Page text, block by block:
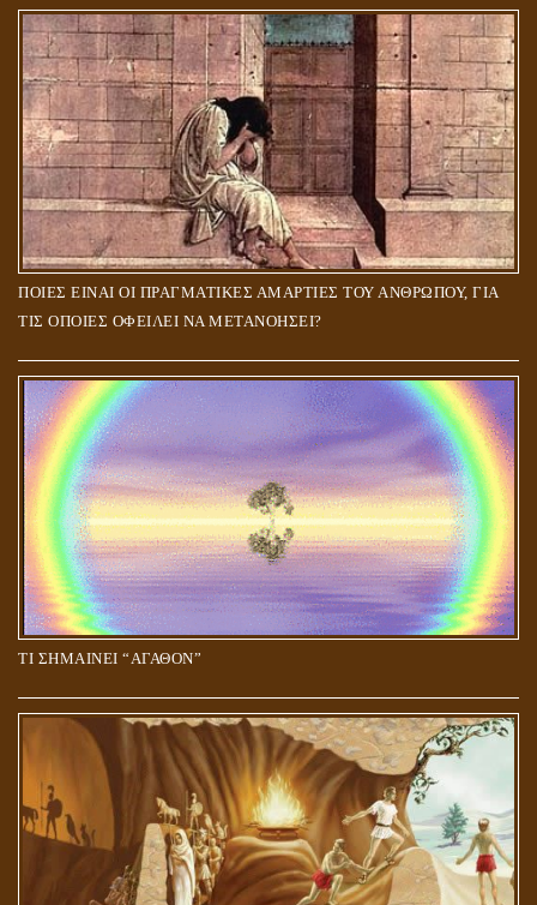
ΠΟΙΕΣ ΕΙΝΑΙ ΟΙ ΠΡΑΓΜΑΤΙΚΕΣ ΑΜΑΡΤΙΕΣ ΤΟΥ ΑΝΘΡΩΠΟΥ, ΓΙΑ
ΤΙΣ ΟΠΟΙΕΣ ΟΦΕΙΛΕΙ ΝΑ ΜΕΤΑΝΟΗΣΕΙ?
ΤΙ ΣΗΜΑΙΝΕΙ “ΑΓΑΘΟΝ”